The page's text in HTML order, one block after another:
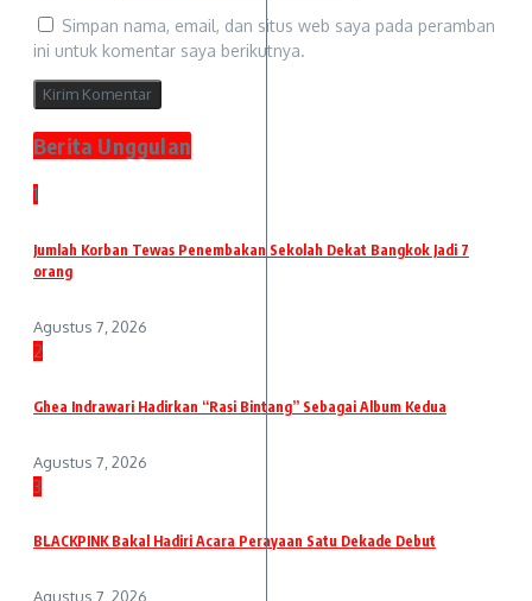
Simpan nama, email, dan situs web saya pada peramban
ini untuk komentar saya berikutnya.
Berita Unggulan
1
Jumlah Korban Tewas Penembakan Sekolah Dekat Bangkok Jadi 7
orang
Agustus 7, 2026
2
Ghea Indrawari Hadirkan “Rasi Bintang” Sebagai Album Kedua
Agustus 7, 2026
3
BLACKPINK Bakal Hadiri Acara Perayaan Satu Dekade Debut
Agustus 7, 2026